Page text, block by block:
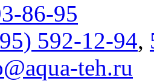
86-95
592-12-94,
teh.ru